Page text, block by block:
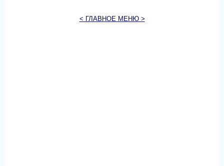
< ГЛАВНОЕ МЕНЮ >